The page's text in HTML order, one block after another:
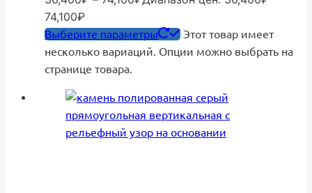
74,100₽
Выберите параметры
Этот товар имеет
несколько вариаций. Опции можно выбрать на
странице товара.